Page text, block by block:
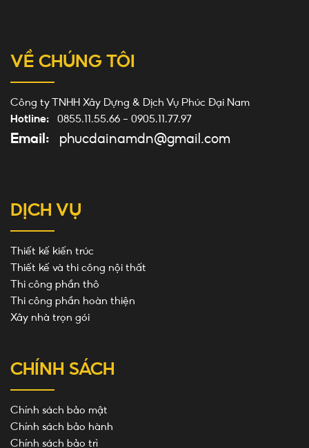
VỀ CHÚNG TÔI
Công ty TNHH Xây Dựng & Dịch Vụ Phúc Đại Nam
Hotline:
0855.11.55.66 - 0905.11.77.97
Email: phucdainamdn@gmail.com
DỊCH VỤ
Thiết kế kiến trúc
Thiết kế và thi công nội thất
Thi công phần thô
Thi công phần hoàn thiện
Xây nhà trọn gói
CHÍNH SÁCH
Chính sách bảo mật
Chính sách bảo hành
Chính sách bảo trì